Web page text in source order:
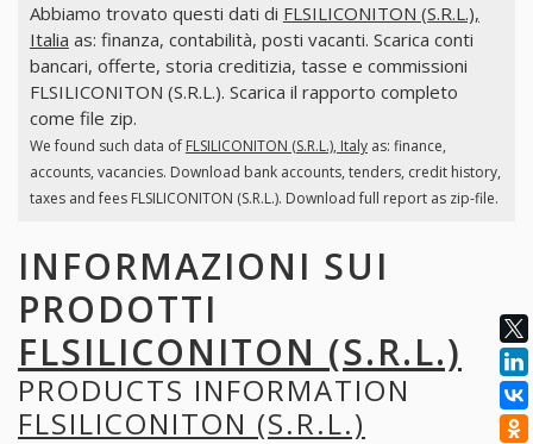
Abbiamo trovato questi dati di FLSILICONITON (S.R.L.),
Italia as: finanza, contabilità, posti vacanti. Scarica conti
bancari, offerte, storia creditizia, tasse e commissioni
FLSILICONITON (S.R.L.). Scarica il rapporto completo
come file zip.
We found such data of FLSILICONITON (S.R.L.), Italyas: finance,
accounts, vacancies. Download bank accounts, tenders, credit history,
taxes and fees FLSILICONITON (S.R.L.). Download full report as zip-file.
INFORMAZIONI SUI
PRODOTTI
FLSILICONITON (S.R.L.)
PRODUCTS INFORMATION
FLSILICONITON (S.R.L.)